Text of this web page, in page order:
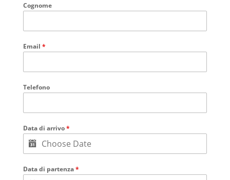
Cognome
Email *
Telefono
Data di arrivo*
Data di partenza*